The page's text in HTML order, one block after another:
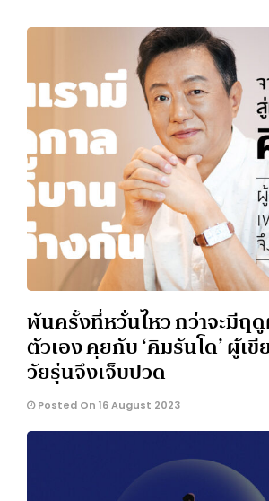
พันครั้งที่หวั่นไหว กว่าจะมีฤ
ตัวเอง คุยกับ ‘คิมรันโด’ ผู้เขี
วัยรุ่นจึงเจ็บปวด
Posted On 16 August 2023